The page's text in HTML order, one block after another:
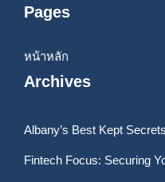
Pages
หน้าหลัก
Archives
Albany’s Best Kept
Fintech Focus: Securing